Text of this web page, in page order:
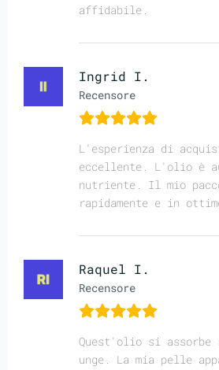
affidabile.
Ingrid I.
Recensore
L'esperienza di
eccellente. L'olio è
nutriente. Il mio
rapidamente e in
Raquel I.
Recensore
Quest'olio si assorbe
unge. La mia pelle